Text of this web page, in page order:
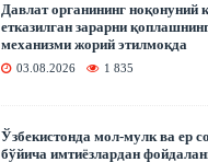
Давлат органининг ноқонуний
етказилган зарарни
механизми жорий этилмоқда
03.08.2026 1 835
Ўзбекистонда мол-мулк ва ер
бўйича имтиёзлардан